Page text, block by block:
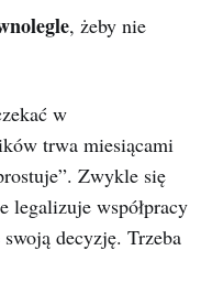
, żeby nie
w
trwa miesiącami
Zwykle się
legalizuje współpracy
decyzję. Trzeba